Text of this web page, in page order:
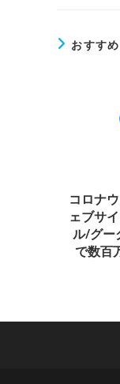
おすすめ
コロナ
ェブサ
ル/グー
で数百